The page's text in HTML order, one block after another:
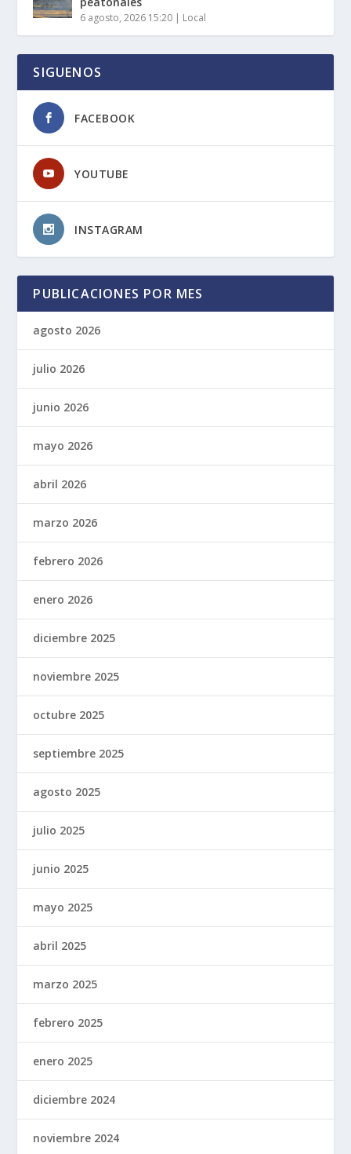
6 agosto, 2026 15:20 | Local
SIGUENOS
FACEBOOK
YOUTUBE
INSTAGRAM
PUBLICACIONES POR MES
agosto 2026
julio 2026
junio 2026
mayo 2026
abril 2026
marzo 2026
febrero 2026
enero 2026
diciembre 2025
noviembre 2025
octubre 2025
septiembre 2025
agosto 2025
julio 2025
junio 2025
mayo 2025
abril 2025
marzo 2025
febrero 2025
enero 2025
diciembre 2024
noviembre 2024